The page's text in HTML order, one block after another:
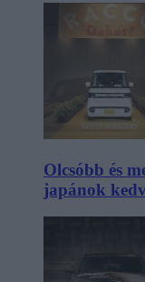
Olcsóbb és
japánok